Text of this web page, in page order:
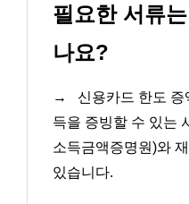
필요한 서류
나요?
→
신용카드 한도
득을 증빙할 수 있는
소득금액증명원)와
있습니다.